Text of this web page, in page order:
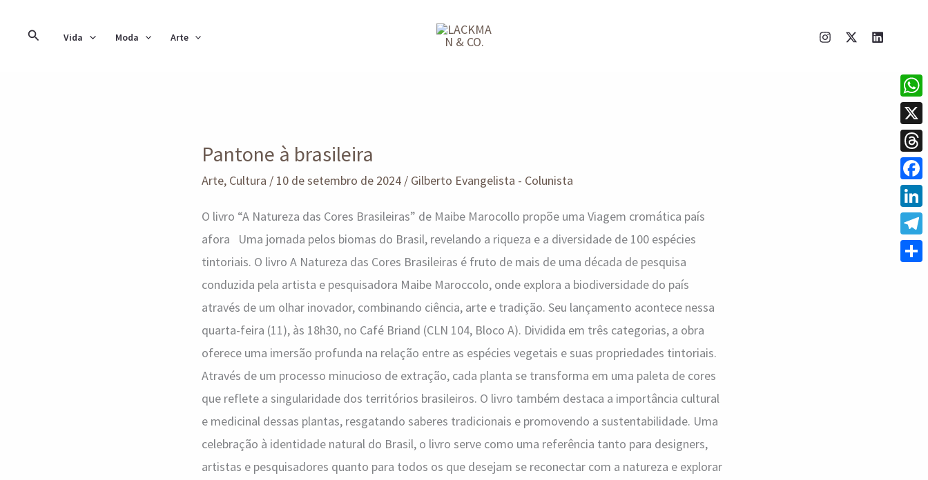
Pesquisar
Vida Moda Arte
Pantone à brasileira
Arte, Cultura / 10 de setembro de 2024 / Gilberto Evangelista - Colunista
O livro “A Natureza das Cores Brasileiras” de Maibe Marocollo propõe uma Viagem cromática país
afora Uma jornada pelos biomas do Brasil, revelando a riqueza e a diversidade de 100 espécies
tintoriais. O livro A Natureza das Cores Brasileiras é fruto de mais de uma década de pesquisa
conduzida pela artista e pesquisadora Maibe Maroccolo, onde explora a biodiversidade do país
através de um olhar inovador, combinando ciência, arte e tradição. Seu lançamento acontece nessa
quarta-feira (11), às 18h30, no Café Briand (CLN 104, Bloco A). Dividida em três categorias, a obra
oferece uma imersão profunda na relação entre as espécies vegetais e suas propriedades tintoriais.
Através de um processo minucioso de extração, cada planta se transforma em uma paleta de cores
que reflete a singularidade dos territórios brasileiros. O livro também destaca a importância cultural
e medicinal dessas plantas, resgatando saberes tradicionais e promovendo a sustentabilidade. Uma
celebração à identidade natural do Brasil, o livro serve como uma referência tanto para designers,
artistas e pesquisadores quanto para todos os que desejam se reconectar com a natureza e explorar
à
brasileira
X